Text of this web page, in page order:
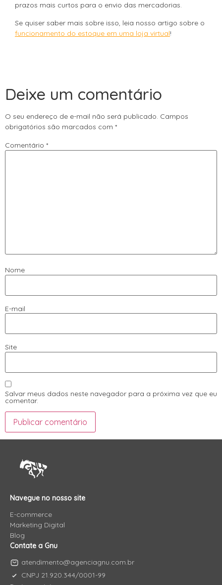
prazos mais curtos para o envio das mercadorias.
Se quiser saber mais sobre isso, leia nosso artigo sobre o
funcionamento do estoque em uma loja virtual!
Deixe um comentário
O seu endereço de e-mail não será publicado. Campos
obrigatórios são marcados com *
Comentário *
Nome
E-mail
Site
Salvar meus dados neste navegador para a próxima vez que eu
comentar.
Navegue no nosso site
E-commerce
Marketing Digital
Blog
Contate a Gnu
atendimento@agenciagnu.com.br
CNPJ 21.920.344/0001-99